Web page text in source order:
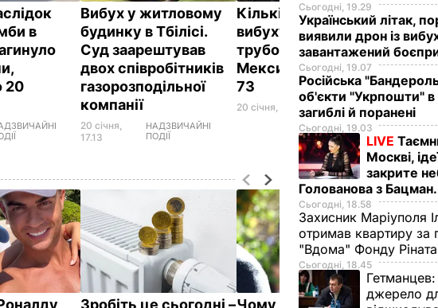
в
20
Вибух у житловому
будинку в Тбілісі.
Суд заарештував
двох співробітників
газорозподільної
компанії
20 січня,
17.13
НАДЗВИЧАЙНІ
ПОДІЇ
Кількість жертв
вибуху на
трубопроводі в
Мексиці зросла до
73
20 січня, 11.27
Зробіть це сьогодні –Чому Чарльз III
Куди
Сьогодні, 19.29
Український літак,
виявили дрон із
завантажений
Сьогодні, 19.07
Російська
об'єкти "Укрпошти" в
загиблі й поранені
Сьогодні, 19.03
LIVE
Москві,
закрите
Голованова з
Сьогодні, 18.58
Захисник Маріуполя
отримав квартиру
"Вдома" Фонду
Сьогодні, 18.45
Гетманцев:
джерело